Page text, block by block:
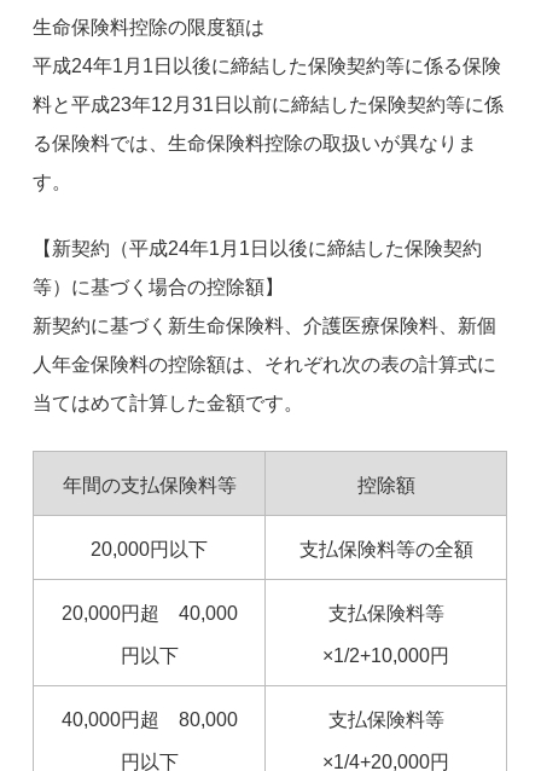
生命保険料控除の限度額は
平成24年1月1日以後に締結した保険契約等に係る保険
料と平成23年12月31日以前に締結した保険契約等に係
る保険料では、生命保険料控除の取扱いが異なりま
す。
【新契約（平成24年1月1日以後に締結した保険契約
等）に基づく場合の控除額】
新契約に基づく新生命保険料、介護医療保険料、新個
人年金保険料の控除額は、それぞれ次の表の計算式に
当てはめて計算した金額です。
年間の支払保険料等 控除額
20,000円以下 支払保険料等の全額
20,000円超 40,000
円以下
支払保険料等
×1/2+10,000円
40,000円超 80,000
円以下
支払保険料等
×1/4+20,000円